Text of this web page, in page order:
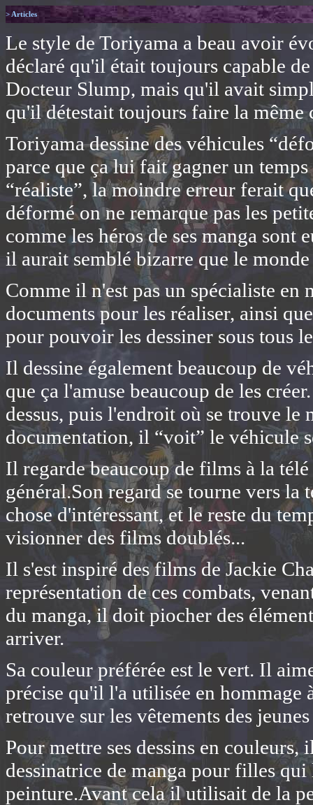
> Articles
Le style de Toriyama a beau avoir
déclaré qu'il était toujours capable
Docteur Slump, mais qu'il avait
qu'il détestait toujours faire la même
Toriyama dessine des véhicules
parce que ça lui fait gagner un
“réaliste”, la moindre erreur ferait
déformé on ne remarque pas les
comme les héros de ses manga sont
il aurait semblé bizarre que le
Comme il n'est pas un spécialiste en
documents pour les réaliser, ainsi
pour pouvoir les dessiner sous tous
Il dessine également beaucoup de
que ça l'amuse beaucoup de les
dessus, puis l'endroit où se trouve le
documentation, il “voit” le véhicule
Il regarde beaucoup de films à la
général.Son regard se tourne vers la
chose d'intéressant, et le reste du
visionner des films doublés...
Il s'est inspiré des films de Jackie
représentation de ces combats,
du manga, il doit piocher des
arriver.
Sa couleur préférée est le vert. Il
précise qu'il l'a utilisée en hommage
retrouve sur les vêtements des
Pour mettre ses dessins en
dessinatrice de manga pour filles
peinture.Avant cela il utilisait de la